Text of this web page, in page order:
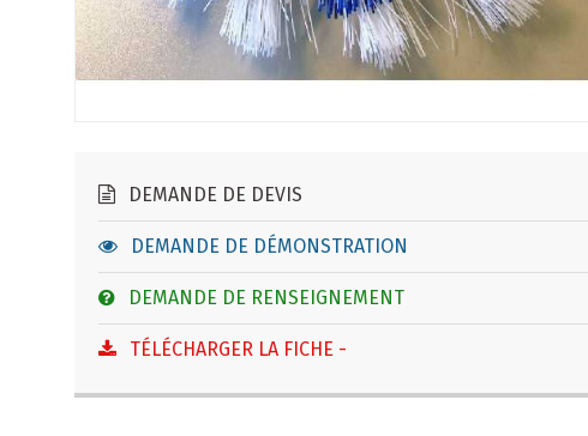
DEMANDE DE DEVIS
DEMANDE DE DÉMONSTRATION
DEMANDE DE RENSEIGNEMENT
TÉLÉCHARGER LA FICHE -